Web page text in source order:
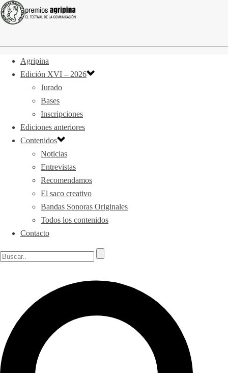
Agripina
Edición XVI – 2026
Jurado
Bases
Inscripciones
Ediciones anteriores
Contenidos
Noticias
Entrevistas
Recomendamos
El saco creativo
Bandas Sonoras Originales
Todos los contenidos
Contacto